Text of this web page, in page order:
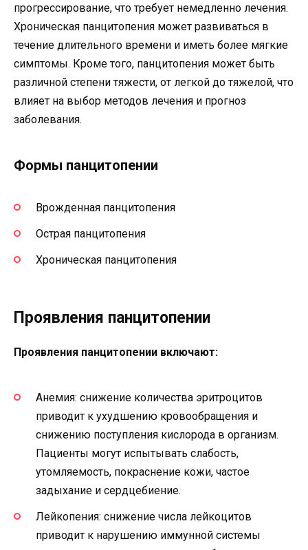
прогрессирование, что требует немедленно лечения.
Хроническая панцитопения может развиваться в
течение длительного времени и иметь более мягкие
симптомы. Кроме того, панцитопения может быть
различной степени тяжести, от легкой до тяжелой, что
влияет на выбор методов лечения и прогноз
заболевания.
Формы панцитопении
Врожденная панцитопения
Острая панцитопения
Хроническая панцитопения
Проявления панцитопении
Проявления панцитопении включают:
Анемия: снижение количества эритроцитов
приводит к ухудшению кровообращения и
снижению поступления кислорода в организм.
Пациенты могут испытывать слабость,
утомляемость, покраснение кожи, частое
задыхание и сердцебиение.
Лейкопения: снижение числа лейкоцитов
приводит к нарушению иммунной системы